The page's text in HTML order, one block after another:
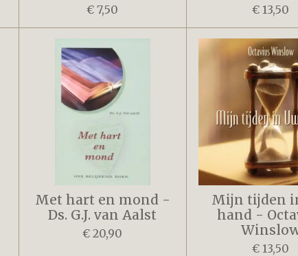
€ 7,50 € 13,50
Met hart en mond -
Ds. G.J. van Aalst
€ 20,90
Mijn tijden
hand -
€ 13,50